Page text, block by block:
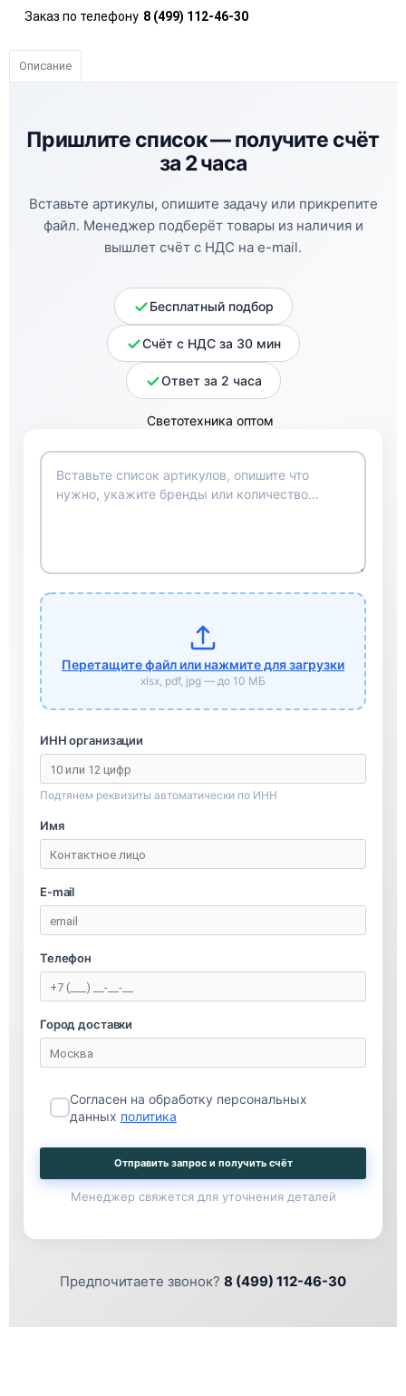
Заказ по телефону 8 (499) 112-46-30
Описание
Пришлите список —получите счёт
за 2 часа
Вставьте артикулы, опишите задачу или прикрепите
файл. Менеджер подберёт товары из наличия и
вышлет счёт с НДС на e-mail.
Бесплатный подбор
Счёт с НДС за 30 мин
Ответ за 2 часа
Перетащите файл или нажмите для загрузки
xlsx, pdf, jpg — до 10 МБ
ИНН организации
Подтянем реквизиты автоматически по ИНН
Имя
E-mail
Телефон
Город доставки
Согласен на обработку персональных
данных политика
Отправить запрос и получить счёт
Менеджер свяжется для уточнения деталей
Предпочитаете звонок? 8 (499) 112-46-30